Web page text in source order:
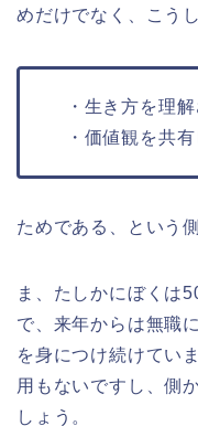
めだけでなく、こう
・生き方を理解
・価値観を共有
ためである、という
ま、たしかにぼくは
で、来年からは無職
を身につけ続けてい
用もないですし、側
しょう。